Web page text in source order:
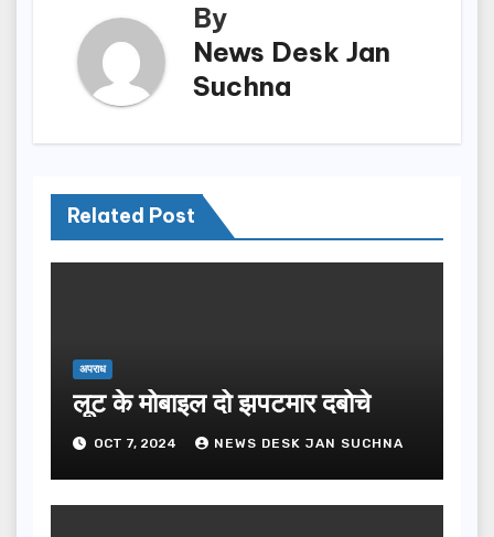
By
News Desk Jan
Suchna
Related Post
अपराध
लूट के मोबाइल दो झपटमार दबोचे
OCT 7, 2024 NEWS DESK JAN SUCHNA